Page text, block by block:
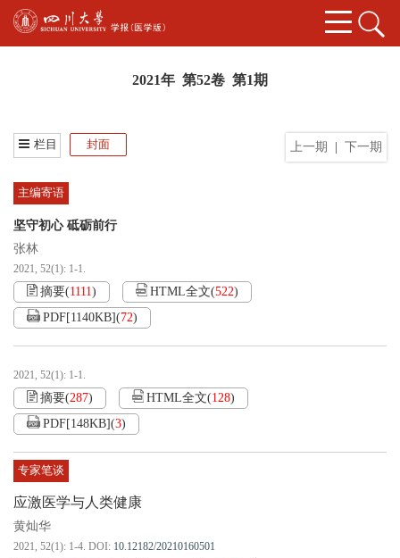
2021年 第52卷 第1期
上一期 下一期
栏目 封面
主编寄语
坚守初心 砥砺前行
张林
2021, 52(1): 1-1.
摘要(1111) HTML全文(522)
PDF[1140KB](72)
2021, 52(1): 1-1.
摘要(287) HTML全文(128)
PDF[148KB](3)
专家笔谈
应激医学与人类健康
黄灿华
2021, 52(1): 1-4. DOI: 10.12182/20210160501